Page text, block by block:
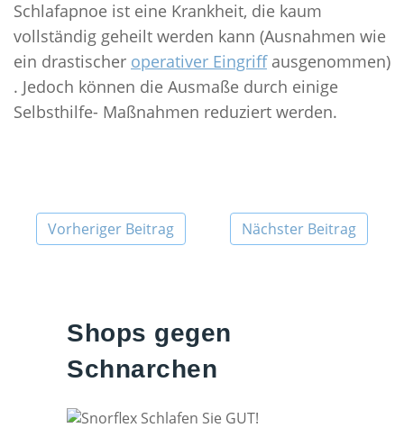
Schlafapnoe ist eine Krankheit, die kaum
vollständig geheilt werden kann (Ausnahmen wie
ein drastischer operativer Eingriffausgenommen)
. Jedoch können die Ausmaße durch einige
Selbsthilfe- Maßnahmen reduziert werden.
Vorheriger Beitrag Nächster Beitrag
Shops gegen
Schnarchen